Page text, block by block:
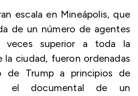
escala en Mineápolis, que
de un número de agentes
veces superior a toda la
la ciudad, fueron ordenadas
de Trump a principios de
el documental de un